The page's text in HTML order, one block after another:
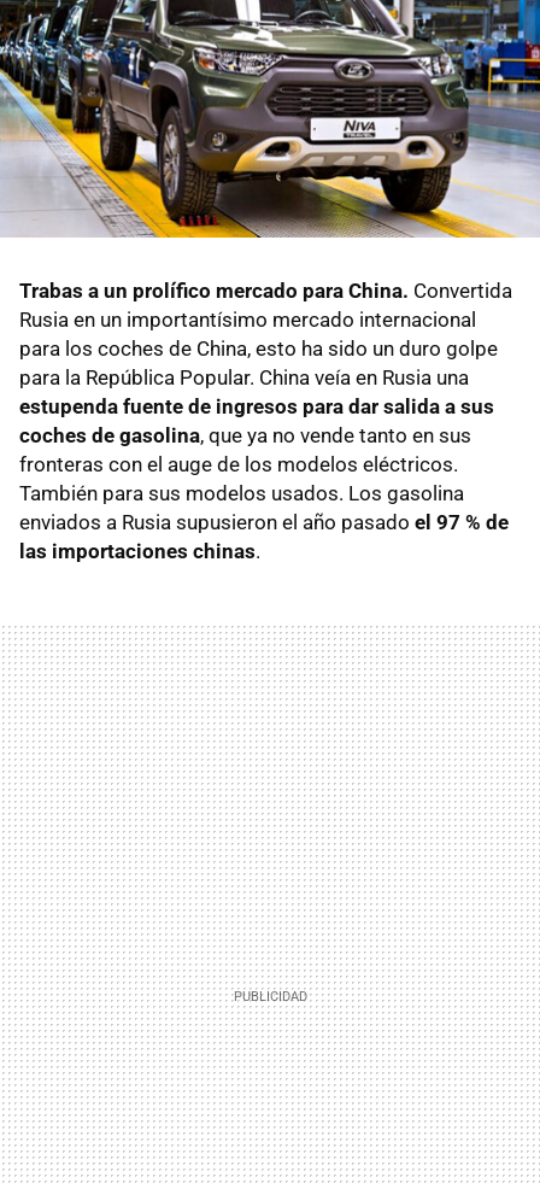
Trabas a un prolífico mercado para China. Convertida
Rusia en un importantísimo mercado internacional
para los coches de China, esto ha sido un duro golpe
para la República Popular. China veía en Rusia una
estupenda fuente de ingresos para dar salida a sus
coches de gasolina, que ya no vende tanto en sus
fronteras con el auge de los modelos eléctricos.
También para sus modelos usados. Los gasolina
enviados a Rusia supusieron el año pasado el 97 % de
las importaciones chinas.